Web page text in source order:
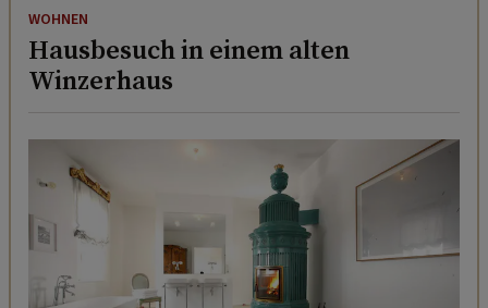
WOHNEN
Hausbesuch in einem alten
Winzerhaus